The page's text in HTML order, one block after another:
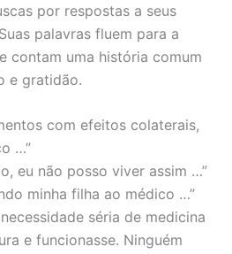
por respostas a seus
palavras fluem para a
contam uma história comum
e gratidão.
com efeitos colaterais,
…”
eu não posso viver assim …”
minha filha ao médico …”
séria de medicina
e funcionasse. Ninguém